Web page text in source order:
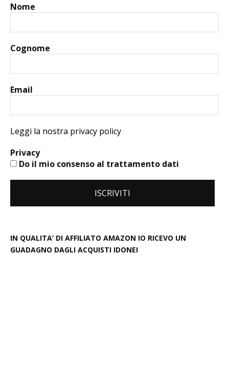
Nome
Cognome
Email
Leggi la nostra privacy policy
Privacy
Do il mio consenso al trattamento dati
IN QUALITA’ DI AFFILIATO AMAZON IO RICEVO UN
GUADAGNO DAGLI ACQUISTI IDONEI